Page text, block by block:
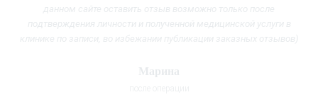
данном сайте оставить отзыв возможно только после
подтверждения личности и полученной медицинской услуги в
клинике
по записи, во избежании публикации заказных отзывов)
Марина